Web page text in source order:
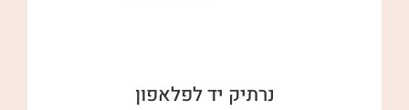
נרתיק יד לפלאפון